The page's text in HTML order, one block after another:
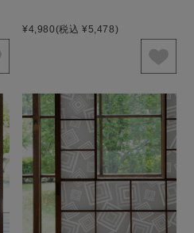
¥4,980(税込 ¥5,478)